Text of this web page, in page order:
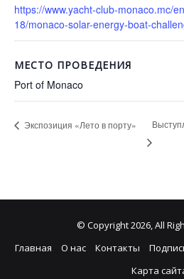
https://www.yacht-club-monaco.mc/
18/monaco-solar-energy-boat-
МЕСТО ПРОВЕДЕНИЯ
Port of Monaco
Экспозиция «Лето в порту»
© Copyright 2026, All
Главная
О нас Контакты
Карта